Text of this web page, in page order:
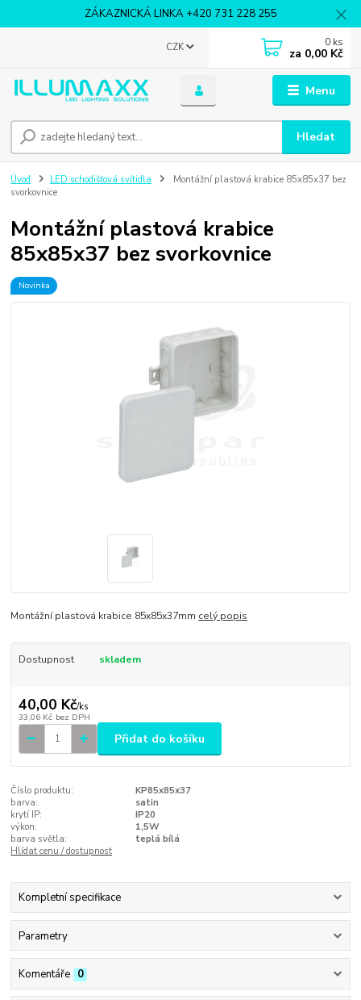
ZÁKAZNICKÁ LINKA +420 731 228 255
Menu
CZK
Hledat
0 ks
za 0,00 Kč
Úvod LED schodišťová svítidla
Montážní plastová krabice 85x85x37 bez
svorkovnice
Montážní plastová krabice
85x85x37 bez svorkovnice
Novinka
Montážní plastová krabice 85x85x37mm celý popis
Dostupnost skladem
40,00 Kč/ks
33,06 Kč bez DPH
Přidat do košíku
Číslo produktu:
KP85x85x37
barva:
satin
krytí IP:
IP20
výkon:
1,5W
barva světla:
teplá bílá
Hlídat cenu / dostupnost
Kompletní specifikace
Parametry
Komentáře 0